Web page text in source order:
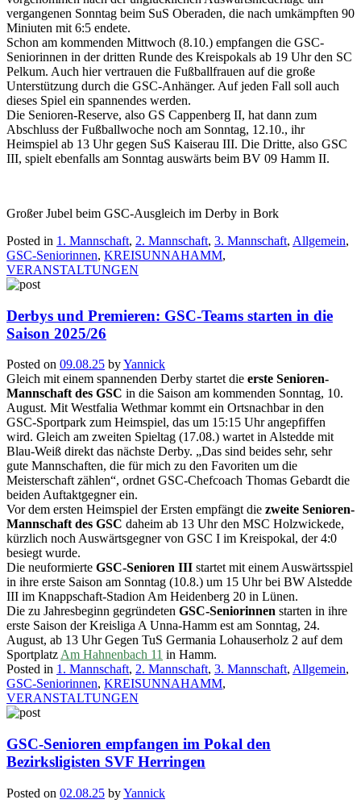
vergangenen Sonntag beim SuS Oberaden, die nach umkämpften 90
Miniuten mit 6:5 endete.
Schon am kommenden Mittwoch (8.10.) empfangen die GSC-
Seniorinnen in der dritten Runde des Kreispokals ab 19 Uhr den SC
Pelkum. Auch hier vertrauen die Fußballfrauen auf die große
Unterstützung durch die GSC-Anhänger. Auf jeden Fall soll auch
dieses Spiel ein spannendes werden.
Die Senioren-Reserve, also GS Cappenberg II, hat dann zum
Abschluss der Fußballwoche noch am Sonntag, 12.10., ihr
Heimspiel ab 13 Uhr gegen SuS Kaiserau III. Die Dritte, also GSC
III, spielt ebenfalls am Sonntag auswärts beim BV 09 Hamm II.
Großer Jubel beim GSC-Ausgleich im Derby in Bork
Posted in 1. Mannschaft, 2. Mannschaft, 3. Mannschaft, Allgemein,
GSC-Seniorinnen, KREISUNNAHAMM,
VERANSTALTUNGEN
Derbys und Premieren: GSC-Teams starten in die
Saison 2025/26
Posted on 09.08.25 byYannick
Gleich mit einem spannenden Derby startet die erste Senioren-
Mannschaft des GSC in die Saison am kommenden Sonntag, 10.
August. Mit Westfalia Wethmar kommt ein Ortsnachbar in den
GSC-Sportpark zum Heimspiel, das um 15:15 Uhr angepfiffen
wird. Gleich am zweiten Spieltag (17.08.) wartet in Alstedde mit
Blau-Weiß direkt das nächste Derby. „Das sind beides sehr, sehr
gute Mannschaften, die für mich zu den Favoriten um die
Meisterschaft zählen“, ordnet GSC-Chefcoach Thomas Gebardt die
beiden Auftaktgegner ein.
Vor dem ersten Heimspiel der Ersten empfängt die zweite Senioren-
Mannschaft des GSC daheim ab 13 Uhr den MSC Holzwickede,
kürzlich noch Auswärtsgegner von GSC I im Kreispokal, der 4:0
besiegt wurde.
Die neuformierte GSC-Senioren III startet mit einem Auswärtsspiel
in ihre erste Saison am Sonntag (10.8.) um 15 Uhr bei BW Alstedde
III im Knappschaft-Stadion Am Heidenberg 20 in Lünen.
Die zu Jahresbeginn gegründeten GSC-Seniorinnen starten in ihre
erste Saison der Kreisliga A Unna-Hamm est am Sonntag, 24.
August, ab 13 Uhr Gegen TuS Germania Lohauserholz 2 auf dem
Sportplatz Am Hahnenbach 11 in Hamm.
Posted in 1. Mannschaft, 2. Mannschaft, 3. Mannschaft, Allgemein,
GSC-Seniorinnen, KREISUNNAHAMM,
VERANSTALTUNGEN
GSC-Senioren empfangen im Pokal den
Bezirksligisten SVF Herringen
Posted on 02.08.25 byYannick